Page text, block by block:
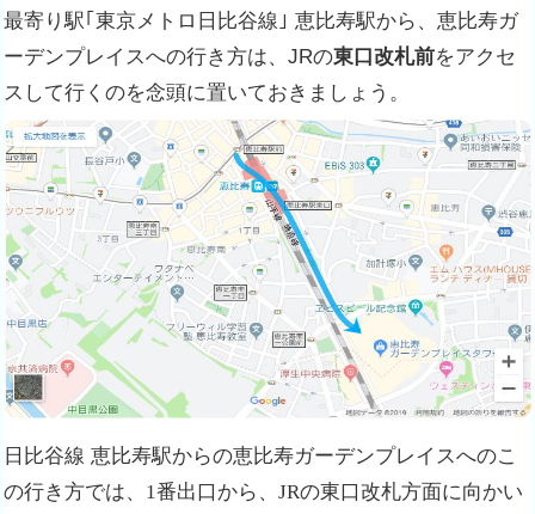
最寄り駅｢東京メトロ日比谷線｣ 恵比寿駅から、恵比寿ガ
ーデンプレイスへの行き方は、JRの東口改札前をアクセ
スして行くのを念頭に置いておきましょう。
日比谷線 恵比寿駅からの恵比寿ガーデンプレイスへのこ
の行き方では、 1番出口から、JRの東口改札方面に向かい